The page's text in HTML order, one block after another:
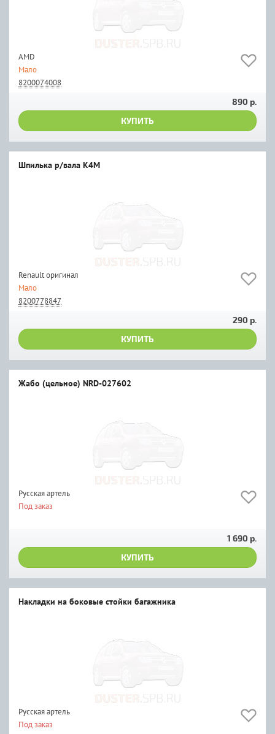
AMD
Мало
8200074008
890 р.
КУПИТЬ
Шпилька р/вала K4M
Renault оригинал
Мало
8200778847
290 р.
КУПИТЬ
Жабо (цельное) NRD-027602
Русская артель
Под заказ
1 690 р.
КУПИТЬ
Накладки на боковые стойки багажника
Русская артель
Под заказ